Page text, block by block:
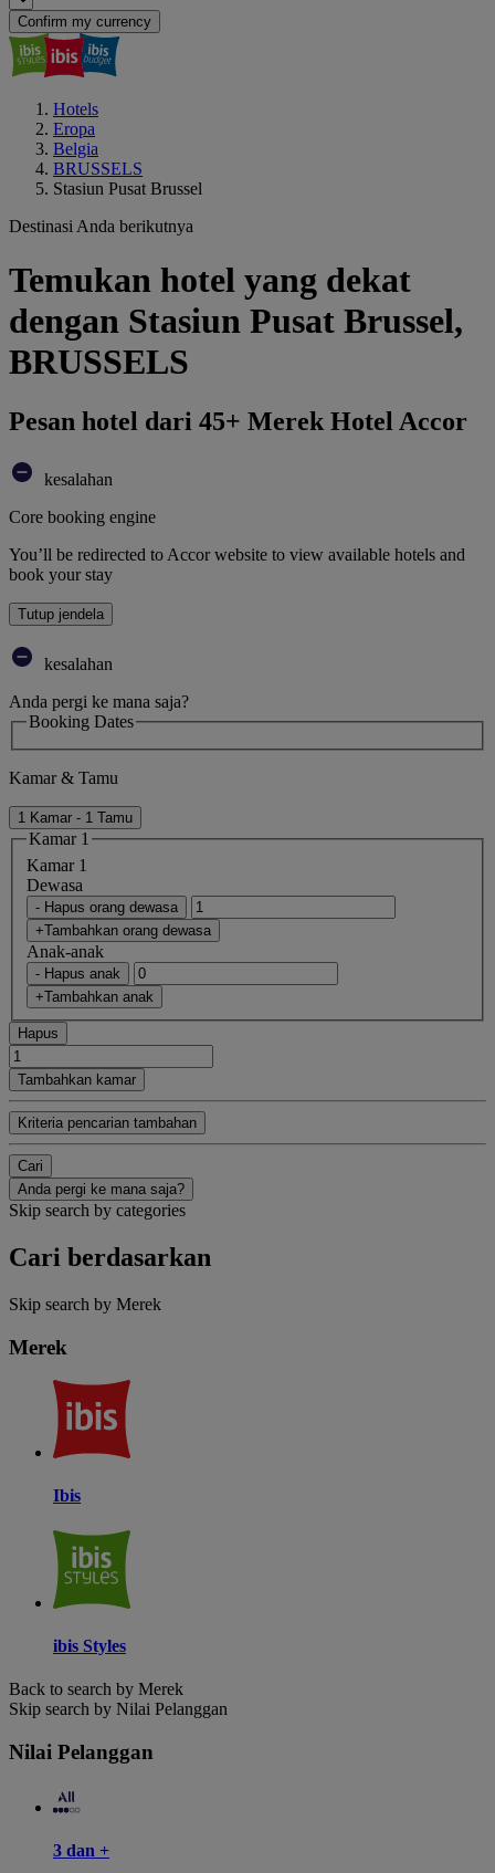
Confirm my currency
Hotels
Eropa
Belgia
BRUSSELS
Stasiun Pusat Brussel
Destinasi Anda berikutnya
Temukan hotel yang dekat
dengan Stasiun Pusat Brussel,
BRUSSELS
Pesan hotel dari 45+ Merek Hotel Accor
kesalahan
Core booking engine
You’ll be redirected to Accor website to view available hotels and
book your stay
Tutup jendela
kesalahan
Anda pergi ke mana saja?
Booking Dates
Kamar & Tamu
1 Kamar - 1 Tamu
Kamar 1
Kamar 1
Dewasa
- Hapus orang dewasa
+Tambahkan orang dewasa
Anak-anak
- Hapus anak
+Tambahkan anak
Hapus
Tambahkan kamar
Kriteria pencarian tambahan
Cari
Anda pergi ke mana saja?
Skip search by categories
Cari berdasarkan
Skip search by Merek
Merek
Ibis
ibis Styles
Back to search by Merek
Skip search by Nilai Pelanggan
Nilai Pelanggan
3 dan +